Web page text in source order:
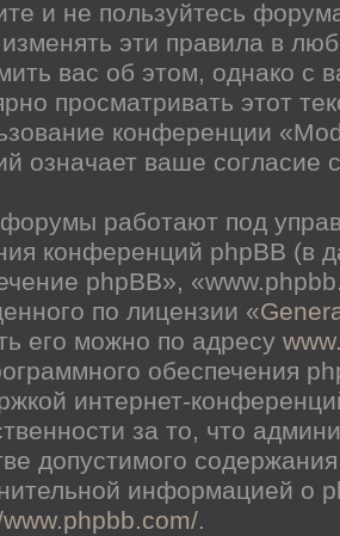
и не пользуйтесь
эти правила в
вас об этом, однако
просматривать этот
конференции
означает ваше согласие
работают под
конференций phpBB (в
phpBB»,
по лицензии «
его можно по адресу
обеспечения
интернет-
за то, что
допустимого
информацией о
.